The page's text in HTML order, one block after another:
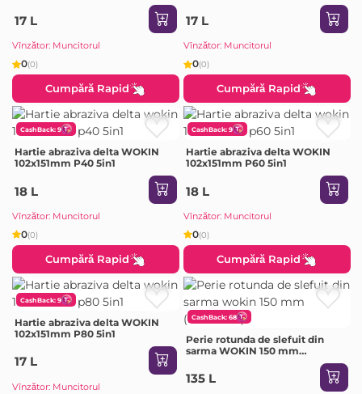
17 L
Vînzător: Muncitorul
0(0)
Cumpără Rapid
17 L
Vînzător: Muncitorul
0(0)
Cumpără Rapid
CashBack: 9
Hartie abraziva delta WOKIN
102x151mm P40 5in1
18 L
Vînzător: Muncitorul
0(0)
Cumpără Rapid
CashBack: 9
Hartie abraziva delta WOKIN
102x151mm P60 5in1
18 L
Vînzător: Muncitorul
0(0)
Cumpără Rapid
CashBack: 9
Hartie abraziva delta WOKIN
102x151mm P80 5in1
17 L
Vînzător: Muncitorul
CashBack: 68
Perie rotunda de slefuit din
sarma WOKIN 150 mm
135 L